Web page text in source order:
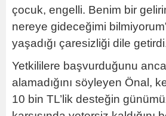
çocuk, engelli. Benim bir
nereye gideceğimi
yaşadığı çaresizliği dile
Yetkililere başvurduğunu
alamadığını söyleyen Önal,
10 bin TL’lik desteğin